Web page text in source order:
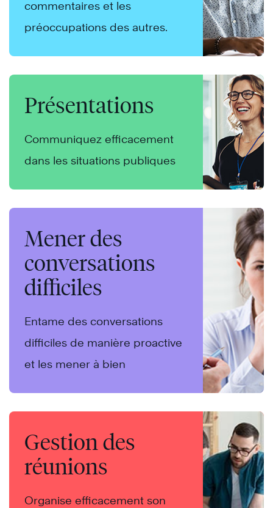
commentaires et les
préoccupations des autres.
Présentations
Communiquez efficacement
dans les situations publiques
Mener des
conversations
difficiles
Entame des conversations
difficiles de manière proactive
et les mener à bien
Gestion des
réunions
Organise efficacement son